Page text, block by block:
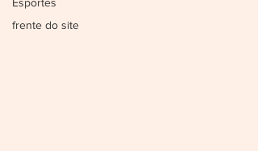
frente do site